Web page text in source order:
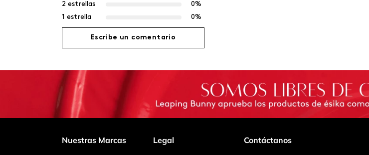
2 estrellas
0%
1 estrella
0%
Escribe un comentario
Agregar comentario
Título
Nuestras Marcas Legal Contáctanos